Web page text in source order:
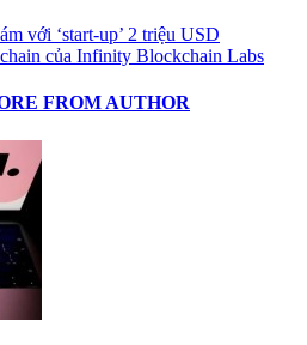
với ‘start-up’ 2 triệu USD
của Infinity Blockchain Labs
FROM AUTHOR